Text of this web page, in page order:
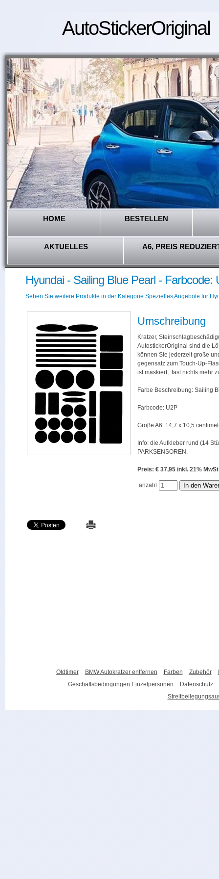
AutoStickerOriginal
HOME BESTELLEN
AKTUELLES A6, PREIS
Hyundai - Sailing Blue Pearl - Farbcode:
Sehen Sie weitere Produkte in der Kategorie Spezielles Angebote für
Umschreibung
Kratzer,
AutostickerOriginal sind die
können Sie jederzeit große
gegensatz zum Touch-Up-
ist maskiert, fast nichts mehr
Farbe Beschreibung: Sailing
Farbcode: U2P
Groβe A6: 14,7 x 10,5
Info: die Aufkleber rund (14
PARKSENSOREN.
Preis: € 37,95 inkl. 21%
anzahl
Oldtimer BMW Autokratzer entfernen Farben Zubehör
Geschäftsbedingungen Einzelpersonen
Datenschutz